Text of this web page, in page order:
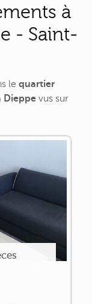
à
- Saint-
le quartier
Dieppe vus sur